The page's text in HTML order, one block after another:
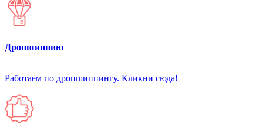
Дропшиппинг
Работаем по дропшиппингу. Кликни сюда!